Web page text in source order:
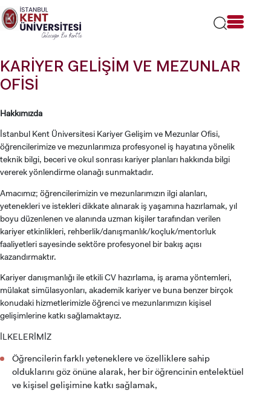
Lütfen
dikkat:
Bu
bir
erişilebilirlik
sistemi
KARİYER GELİŞİM VE MEZUNLAR
OFİSİ
Hakkımızda
İstanbul Kent Üniversitesi Kariyer Gelişim ve Mezunlar Ofisi,
öğrencilerimize ve mezunlarımıza profesyonel iş hayatına yönelik
teknik bilgi, beceri ve okul sonrası kariyer planları hakkında bilgi
vererek yönlendirme olanağı sunmaktadır.
Amacımız; öğrencilerimizin ve mezunlarımızın ilgi alanları,
yetenekleri ve istekleri dikkate alınarak iş yaşamına hazırlamak, yıl
boyu düzenlenen ve alanında uzman kişiler tarafından verilen
kariyer etkinlikleri, rehberlik/danışmanlık/koçluk/mentorluk
faaliyetleri sayesinde sektöre profesyonel bir bakış açısı
kazandırmaktır.
Kariyer danışmanlığı ile etkili CV hazırlama, iş arama yöntemleri,
mülakat simülasyonları, akademik kariyer ve buna benzer birçok
konudaki hizmetlerimizle öğrenci ve mezunlarımızın kişisel
gelişimlerine katkı sağlamaktayız.
İLKELERİMİZ
Öğrencilerin farklı yeteneklere ve özelliklere sahip
olduklarını göz önüne alarak, her bir öğrencinin entelektüel
ve kişisel gelişimine katkı sağlamak,